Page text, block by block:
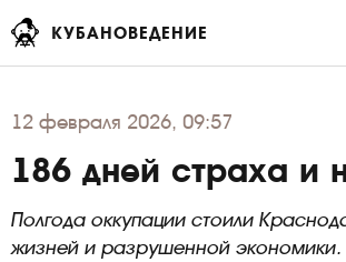
КУБАНОВЕДЕНИЕ
12 февраля 2026, 09:57
186 дней страха и
Полгода оккупации стоили
жизней и разрушенной экономики.